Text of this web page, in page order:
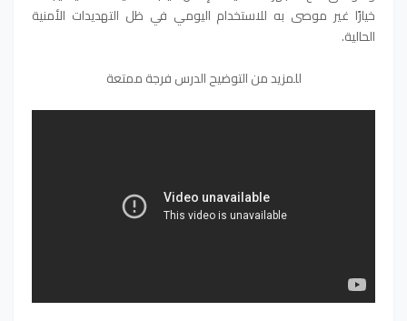
خيارًا غير موصى به للاستخدام اليومي في ظل التهديدات الأمنية
الحالية.
للمزيد من التوضيح الدرس فرجة ممتعة